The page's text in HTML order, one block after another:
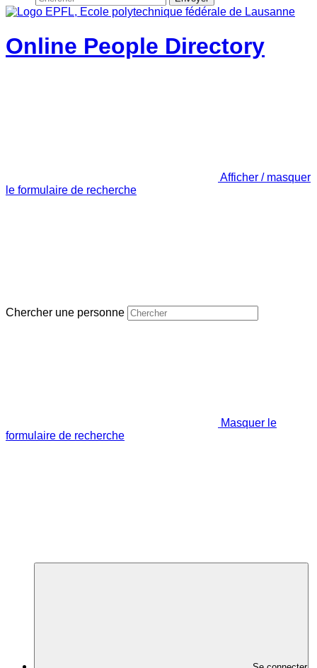
Online People Directory
Afficher / masquer
le formulaire de recherche
Chercher une personne
Masquer le
formulaire de recherche